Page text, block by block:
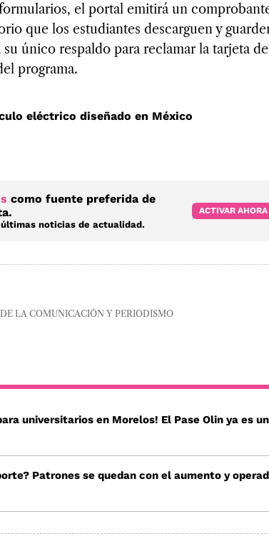
el portal emitirá un
que los estudiantes descarguen y
único respaldo para reclamar la tarjeta de
programa.
eléctrico diseñado en México
como fuente preferida de
noticias de actualidad.
ACTIVAR AHORA
LA COMUNICACIÓN Y PERIODISMO
universitarios en Morelos! El Pase Olin ya es
Patrones se quedan con el aumento y